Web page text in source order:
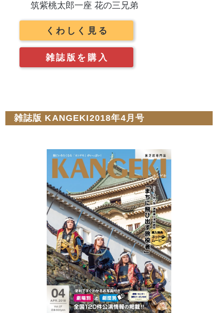
筑紫桃太郎一座 花の三兄弟
くわしく見る
雑誌版を購入
雑誌版 KANGEKI2018年4月号